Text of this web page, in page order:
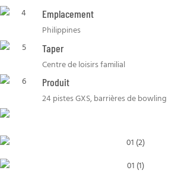
Emplacement
Philippines
Taper
Centre de loisirs familial
Produit
24 pistes GXS, barrières de bowling